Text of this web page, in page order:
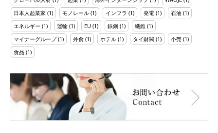
日本人起業家 (1) モノレール (1) インフラ (1) 発電 (1) 石油 (1)
エネルギー (1) 運輸 (1) EU (1) 鉄鋼 (1) 繊維 (1)
マイナーグループ(1) 外食 (1) ホテル (1) タイ財閥 (1) 小売 (1)
食品 (1)